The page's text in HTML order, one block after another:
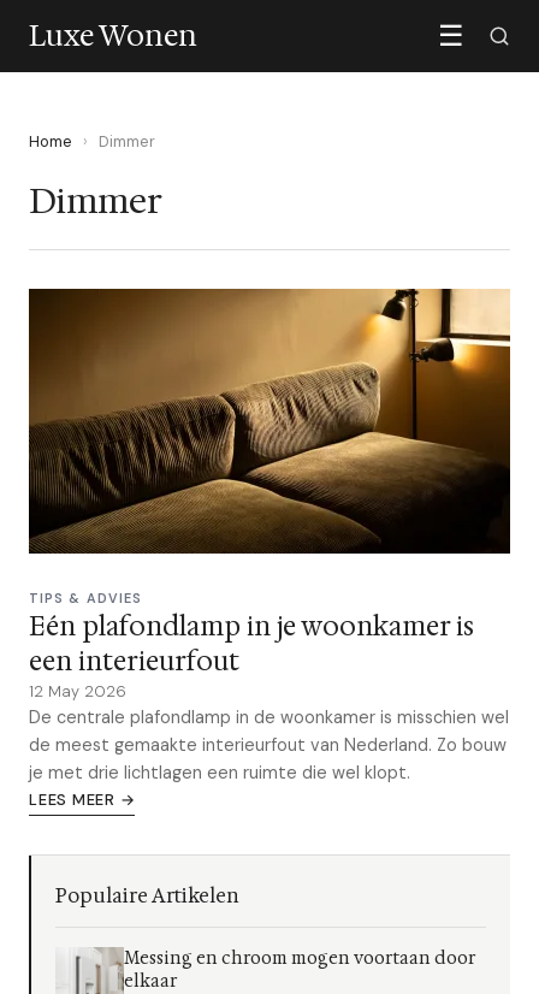
Luxe Wonen ☰
Home › Dimmer
Dimmer
TIPS & ADVIES
Eén plafondlamp in je woonkamer is
een interieurfout
12 May 2026
De centrale plafondlamp in de woonkamer is misschien wel
de meest gemaakte interieurfout van Nederland. Zo bouw
je met drie lichtlagen een ruimte die wel klopt.
LEES MEER →
Populaire Artikelen
Messing en chroom mogen voortaan door
elkaar